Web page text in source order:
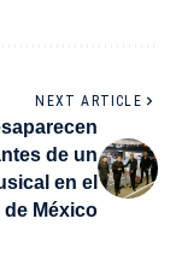
NEXT ARTICLE
de un
en el
de México